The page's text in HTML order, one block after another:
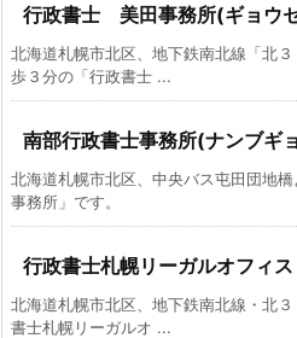
行政書士 美田事務所(ギョウ
北海道札幌市北区、地下鉄南北線「北
歩３分の「行政書士 ...
南部行政書士事務所(ナンブギ
北海道札幌市北区、中央バス屯田団地
事務所」です。
行政書士札幌リーガルオフィス
北海道札幌市北区、地下鉄南北線・北
書士札幌リーガルオ ...